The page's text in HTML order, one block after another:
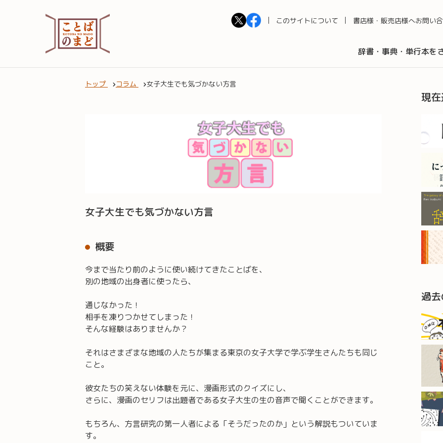
このサイトについて 書店様・販売店様へお問い
辞書・事典・単行本を
トップ コラム 女子大生でも気づかない方言
女子大生でも気づかない方言
概要
今まで当たり前のように使い続けてきたことばを、
別の地域の出身者に使ったら、
通じなかった！
相手を凍りつかせてしまった！
そんな経験はありませんか？
それはさまざまな地域の人たちが集まる東京の女子大学で学ぶ学生さんたちも同じ
こと。
彼女たちの笑えない体験を元に、漫画形式のクイズにし、
さらに、漫画のセリフは出題者である女子大生の生の音声で聞くことができます。
もちろん、方言研究の第一人者による「そうだったのか」という解説もついていま
す。
現
過